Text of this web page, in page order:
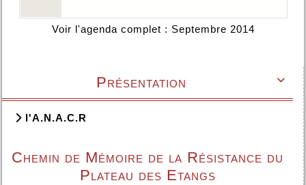

Présentation
l'A.N.A.C.R
Chemin de Mémoire de la Résistance du
Plateau des Etangs
Voir l'agenda complet : Septembre 2014